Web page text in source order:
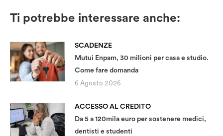
Ti potrebbe interessare anche:
SCADENZE
Mutui Enpam, 30 milioni per casa e studio.
Come fare domanda
6 Agosto 2026
ACCESSO AL CREDITO
Da 5 a 120mila euro per sostenere medici,
dentisti e studenti